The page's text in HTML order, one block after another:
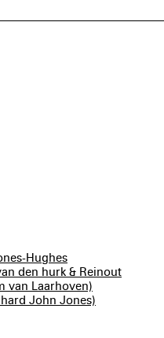
Hughes
den hurk & Reinout
van Laarhoven)
John Jones)